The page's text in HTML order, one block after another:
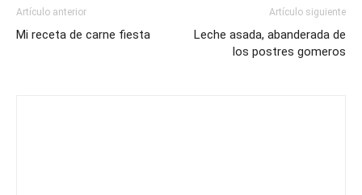
Artículo anterior
Mi receta de carne fiesta
Artículo siguiente
Leche asada, abanderada de
los postres gomeros